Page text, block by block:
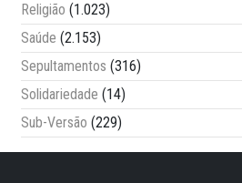
Religião (1.023)
Saúde (2.153)
Sepultamentos (316)
Solidariedade (14)
Sub-Versão (229)